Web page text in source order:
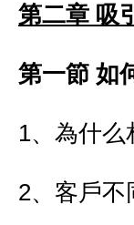
第二章 吸
第一節 如
1、為什
2、客戶